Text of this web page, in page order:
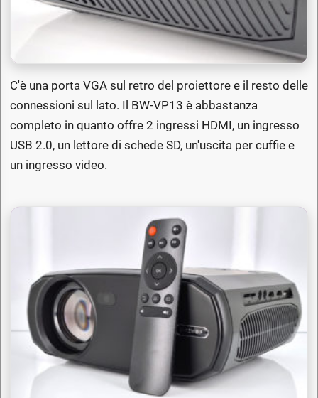
C'è una porta VGA sul retro del proiettore e il resto delle
connessioni sul lato. Il BW-VP13 è abbastanza
completo in quanto offre 2 ingressi HDMI, un ingresso
USB 2.0, un lettore di schede SD, un'uscita per cuffie e
un ingresso video.